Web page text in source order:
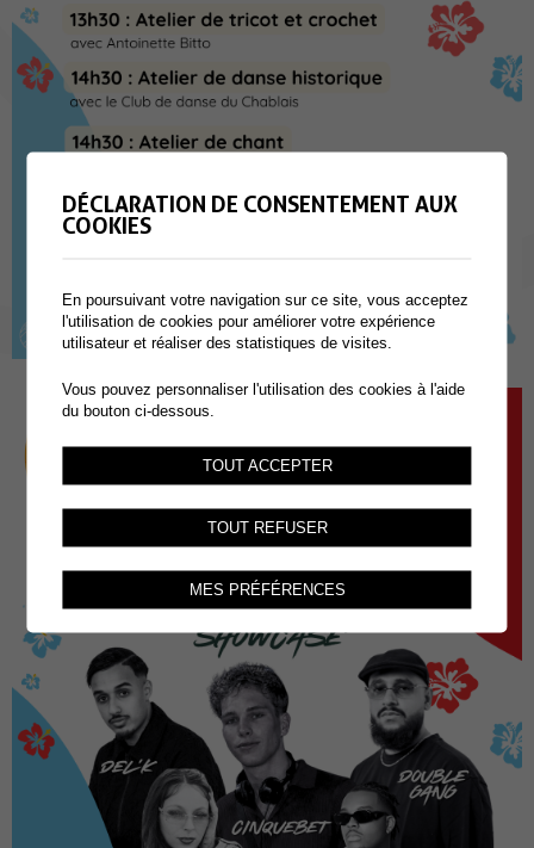
DÉCLARATION DE CONSENTEMENT AUX
COOKIES
En poursuivant votre navigation sur ce site, vous acceptez
l'utilisation de cookies pour améliorer votre expérience
utilisateur et réaliser des statistiques de visites.
Vous pouvez personnaliser l'utilisation des cookies à l'aide
du bouton ci-dessous.
TOUT ACCEPTER
TOUT REFUSER
MES PRÉFÉRENCES